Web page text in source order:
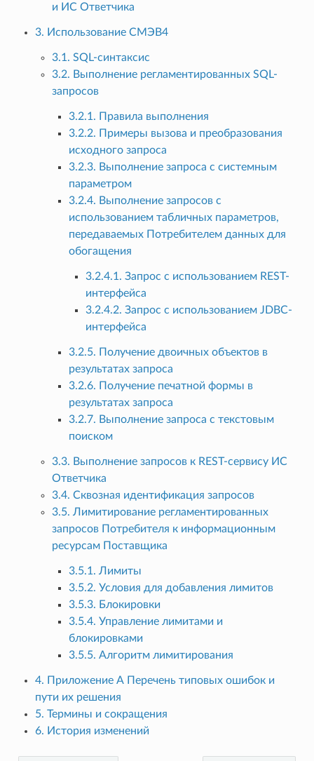
и ИС Ответчика
3. Использование СМЭВ4
3.1. SQL-синтаксис
3.2. Выполнение регламентированных SQL-
запросов
3.2.1. Правила выполнения
3.2.2. Примеры вызова и преобразования
исходного запроса
3.2.3. Выполнение запроса с системным
параметром
3.2.4. Выполнение запросов с
использованием табличных параметров,
передаваемых Потребителем данных для
обогащения
3.2.4.1. Запрос с использованием REST-
интерфейса
3.2.4.2. Запрос с использованием JDBC-
интерфейса
3.2.5. Получение двоичных объектов в
результатах запроса
3.2.6. Получение печатной формы в
результатах запроса
3.2.7. Выполнение запроса с текстовым
поиском
3.3. Выполнение запросов к REST-сервису ИС
Ответчика
3.4. Сквозная идентификация запросов
3.5. Лимитирование регламентированных
запросов Потребителя к информационным
ресурсам Поставщика
3.5.1. Лимиты
3.5.2. Условия для добавления лимитов
3.5.3. Блокировки
3.5.4. Управление лимитами и
блокировками
3.5.5. Алгоритм лимитирования
4. Приложение А Перечень типовых ошибок и
пути их решения
5. Термины и сокращения
6. История изменений